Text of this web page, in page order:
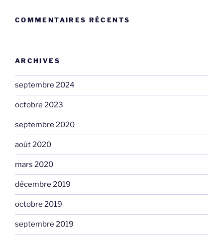
COMMENTAIRES RÉCENTS
ARCHIVES
septembre 2024
octobre 2023
septembre 2020
août 2020
mars 2020
décembre 2019
octobre 2019
septembre 2019